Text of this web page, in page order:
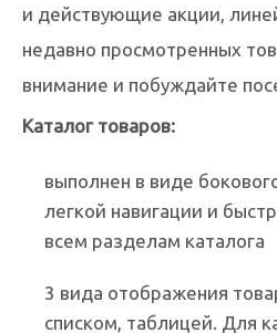
и действующие акции,
недавно просмотренных
внимание и побуждайте
Каталог товаров:
выполнен в виде
легкой навигации и
всем разделам каталога
3 вида отображения
списком, таблицей. Для